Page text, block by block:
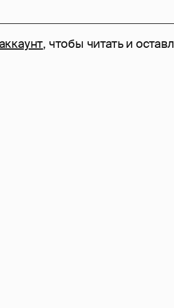
, чтобы читать и